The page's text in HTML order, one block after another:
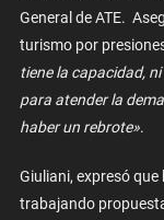
General de ATE.
turismo por
tiene la capacidad,
para atender la
haber un rebrote».
Giuliani, expresó
trabajando